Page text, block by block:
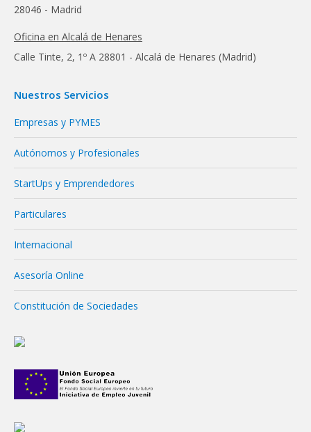
28046 - Madrid
Oficina en Alcalá de Henares
Calle Tinte, 2, 1º A 28801 - Alcalá de Henares (Madrid)
Nuestros Servicios
Empresas y PYMES
Autónomos y Profesionales
StartUps y Emprendedores
Particulares
Internacional
Asesoría Online
Constitución de Sociedades